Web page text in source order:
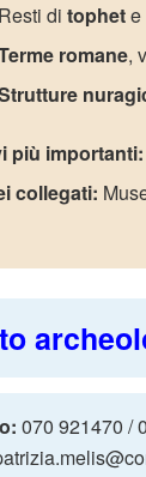
Resti ditophete
romane,
più importanti:
collegati:
070 921470 /